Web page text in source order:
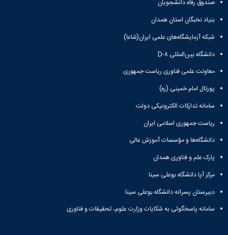
Research
صندوق رفاه دانشجویان
بنیاد نخبگان استان همدان
شبکه آزمایشگاه‌های علمی ایران(شاعا)
دانشگاه بین‌المللی D-۸
معاونت علمی فناوری ریاست جمهوری
پورتال امام خمینی (ره)
سامانه تدارکات الکترونیکی دولت
ریاست جمهوری اسلامی ایران
دانشگاه‌ها و مؤسسات آموزش عالی
پارک علم و فناوری همدان
مرکز آپا دانشگاه بوعلی سینا
دبیرستان پسرانه دانشگاه بوعلی سینا
سامانه پاسخگوئی به شکایات وزارت علوم، تحقیقات و فناوری